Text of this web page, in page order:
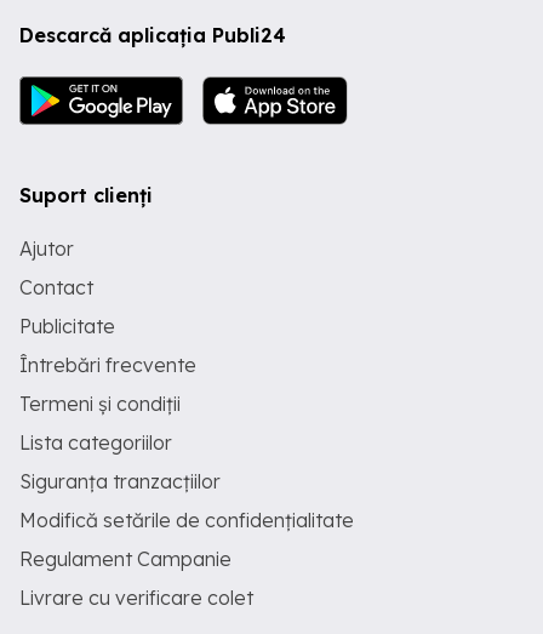
Descarcă aplicația Publi24
Suport clienți
Ajutor
Contact
Publicitate
Întrebări frecvente
Termeni și condiții
Lista categoriilor
Siguranța tranzacțiilor
Modifică setările de confidențialitate
Regulament Campanie
Livrare cu verificare colet